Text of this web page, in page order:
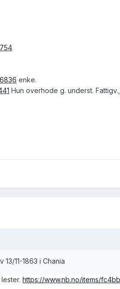
enke.
Hun overhode g. underst. Fattigv.,
11-1863 i Chania
https://www.nb.no/items/